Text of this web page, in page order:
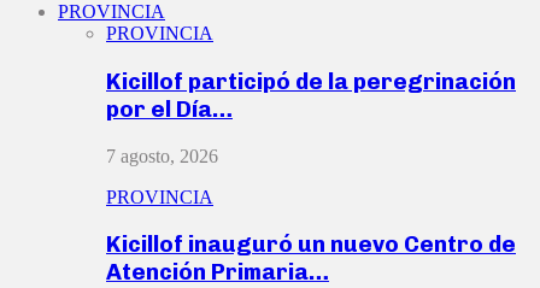
PROVINCIA
PROVINCIA
Kicillof participó de la peregrinación
por el Día…
7 agosto, 2026
PROVINCIA
Kicillof inauguró un nuevo Centro de
Atención Primaria…